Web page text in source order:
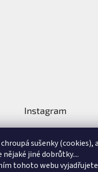
sušenky (cookies),
jiné dobrůtky....
tohoto webu
Instagram